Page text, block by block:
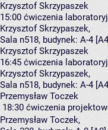
Krzysztof Skrzypaszek
15:00 ćwiczenia
Krzysztof Skrzypaszek,
Sala n518, budynek: A-4
Krzysztof Skrzypaszek
16:45 ćwiczenia
Krzysztof Skrzypaszek,
Sala n518, budynek: A-4
Przemysław Toczek
18:30 ćwiczenia
Przemysław Toczek,